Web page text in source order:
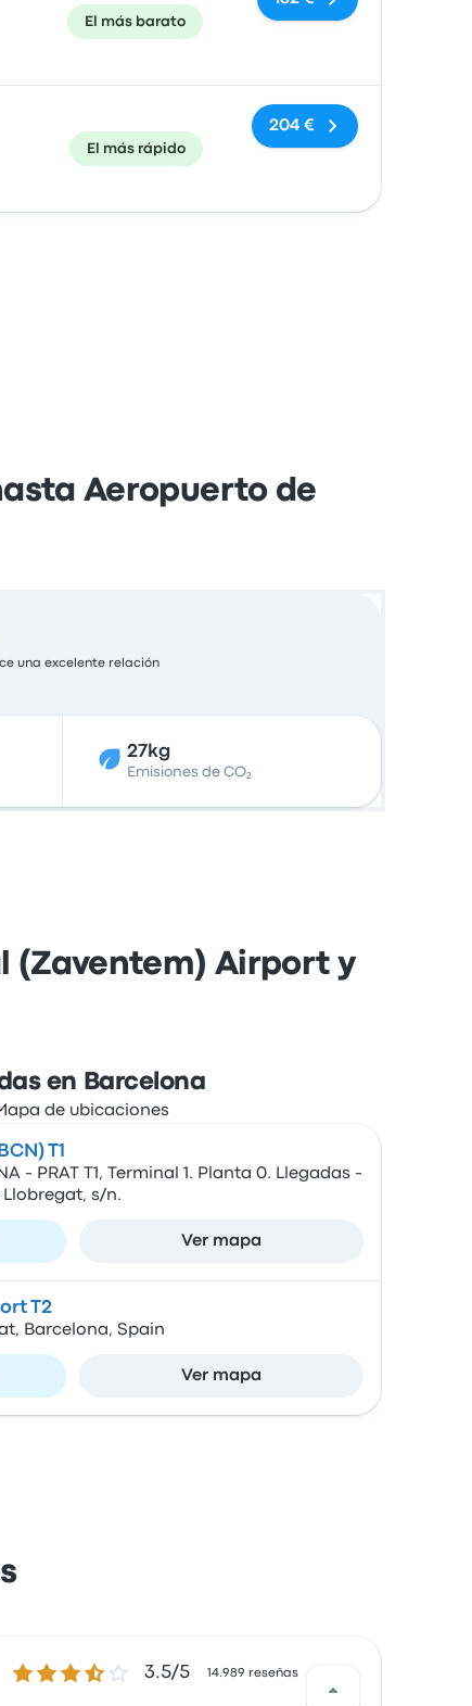
El más barato
El más rápido
204 €
Aeropuerto de
una excelente relación
27kg
Emisiones de CO₂
(Zaventem) Airport y
en Barcelona
T1
- PRAT T1, Terminal 1. Planta 0. Llegadas -
Llobregat, s/n.
Ver mapa
T2
Barcelona, Spain
Ver mapa
3.5 sobre 5 estrellas
3.5/5 14.989 reseñas